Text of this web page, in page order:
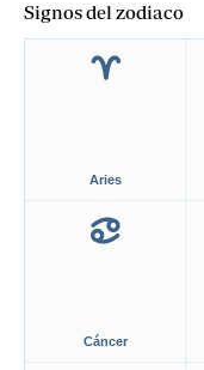
Signos del zodiaco
Aries
Cáncer